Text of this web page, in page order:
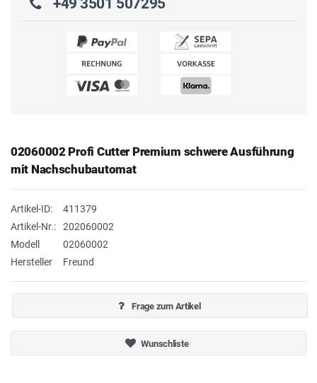
+49 3501 507295
02060002 Profi Cutter Premium schwere Ausführung
mit Nachschubautomat
Artikel-ID:
411379
Artikel-Nr.:
202060002
Modell
02060002
Hersteller
Freund
Frage zum Artikel
Wunschliste